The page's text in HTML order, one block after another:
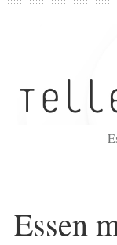
Essen